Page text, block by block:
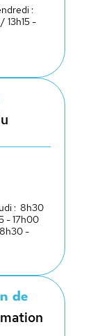
:
13h15 -
: 8h30
- 17h00
-
de